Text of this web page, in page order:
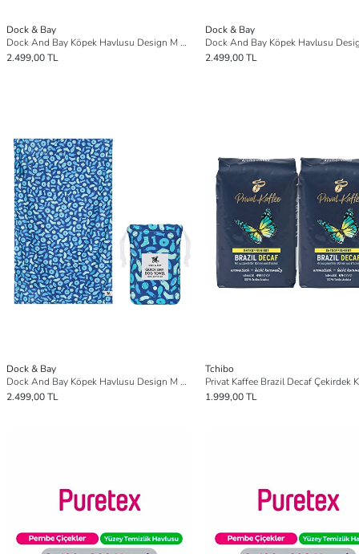
Dock & Bay
Dock And Bay Köpek Havlusu Design M Dog and Bay Club
2.499,00 TL
Dock & Bay
2.499,00 TL
Dock & Bay
Dock And Bay Köpek Havlusu Design M A Dogs Dinner
2.499,00 TL
Tchibo
1.999,00 TL